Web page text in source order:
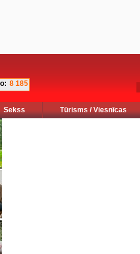
8 185
Sekss Tūrisms / Viesnīcas